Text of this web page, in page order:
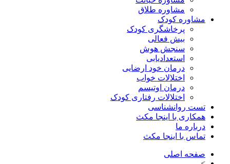
مشاوره طلاق
مشاوره کودک
پرخاشگری کودک
بیش فعالی
سنجش هوش
استعدادیابی
درمان خود ارضایی
اختلالات خواب
درمان اوتیسم
اختلالات رفتاری کودک
تست روانشناسی
همکاری با اینجا مکث
درباره ما
تماس با اینجا مکث
صفحه اصلی